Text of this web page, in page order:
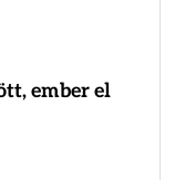
ember el